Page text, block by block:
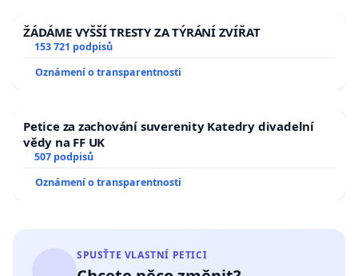
ŽÁDÁME VYŠŠÍ TRESTY ZA TÝRÁNÍ ZVÍŘAT
153 721 podpisů
Oznámení o transparentnosti
Petice za zachování suverenity Katedry divadelní
vědy na FF UK
507 podpisů
Oznámení o transparentnosti
SPUSŤTE VLASTNÍ PETICI